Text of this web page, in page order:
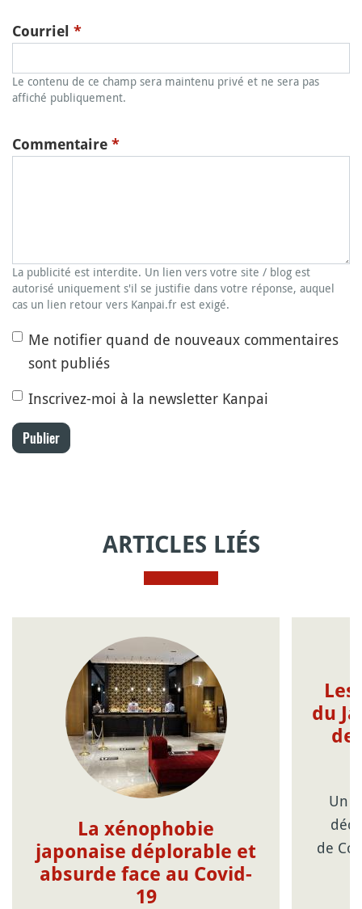
Courriel *
Le contenu de ce champ sera maintenu privé et ne sera pas
affiché publiquement.
Commentaire *
La publicité est interdite. Un lien vers votre site / blog est
autorisé uniquement s'il se justifie dans votre réponse, auquel
cas un lien retour vers Kanpai.fr est exigé.
Me notifier quand de nouveaux commentaires
sont publiés
Inscrivez-moi à la newsletter Kanpai
Publier
ARTICLES LIÉS
La xénophobie
japonaise déplorable et
absurde face au Covid-
19
du
de
Un
de